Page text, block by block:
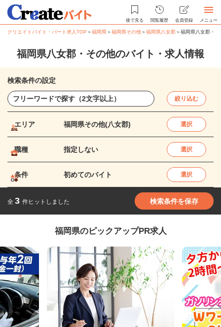
後で見る 閲覧履歴 会員登録 メニュー
クリエイトバイト・パート求人TOP ＞福岡県＞福岡県その他＞福岡県八女郡＞福岡県八女郡・
福岡県八女郡・その他のバイト・求人情報
検索条件の設定
絞り込む
エリア 福岡県その他(八女郡) 選択
職種 指定しない 選択
条件 初めてのバイト 選択
全 3 件ヒットしました 検索条件を保存
福岡県のピックアップPR求人